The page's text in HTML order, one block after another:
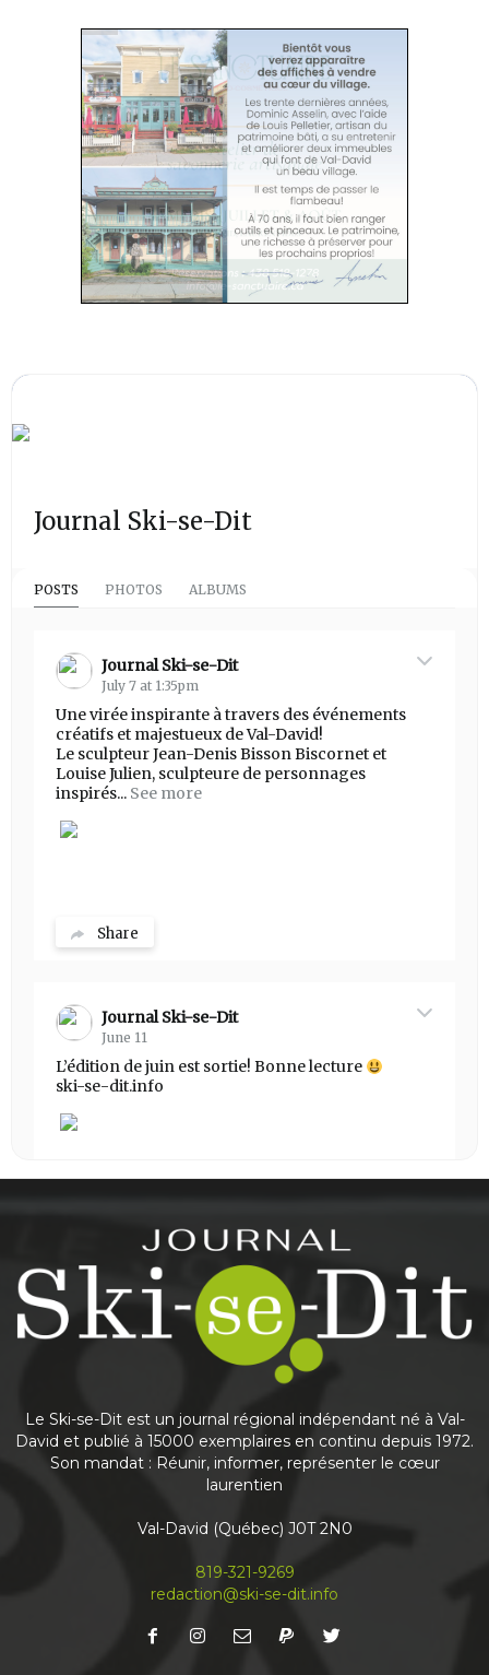
Journal Ski-se-Dit
POSTS PHOTOS ALBUMS
Journal Ski-se-Dit
July 7 at 1:35pm
Une virée inspirante à travers des événements
créatifs et majestueux de Val-David!
Le sculpteur Jean-Denis Bisson Biscornet et
Louise Julien, sculpteure de personnages
inspirés... See more
Share
Journal Ski-se-Dit
June 11
L’édition de juin est sortie! Bonne lecture
ski-se-dit.info
Journal Ski-se-Dit
May 25
This content isn't available right now
Journal Ski-se-Dit
Nouvelle édition du journal
infolettre mensuelle pour recevoir votre Ski-se-
Dit avant même qu’il sorte de l’imprimerie
Le Ski-se-Dit est un journal régional indépendant né à Val-
David et publié à 15000 exemplaires en continu depuis 1972.
Son mandat : Réunir, informer, représenter le cœur
laurentien
Val-David (Québec) J0T 2N0
819-321-9269
redaction@ski-se-dit.info